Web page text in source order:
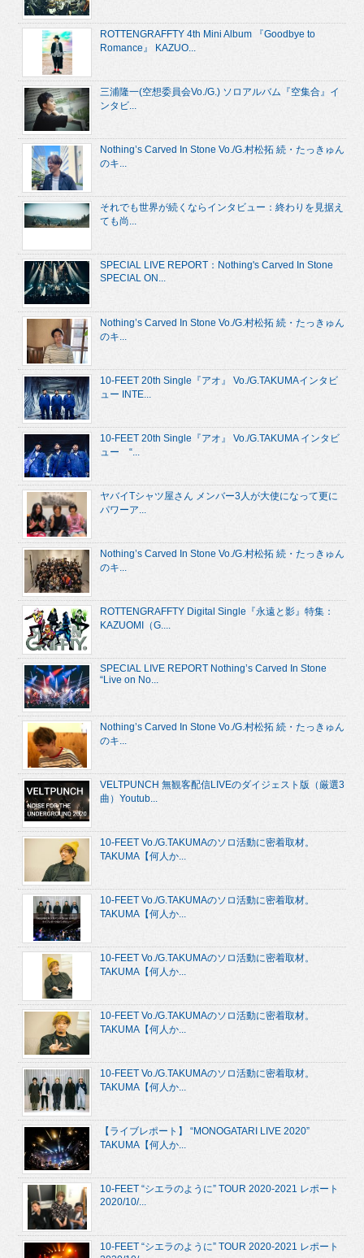
ROTTENGRAFFTY 4th Mini Album 『Goodbye to
Romance』 KAZUO...
三浦隆一(空想委員会Vo./G.) ソロアルバム『空集合』イ
ンタビ...
Nothing’s Carved In Stone Vo./G.村松拓 続・たっきゅん
のキ...
それでも世界が続くならインタビュー：終わりを見据え
ても尚...
SPECIAL LIVE REPORT：Nothing's Carved In Stone
SPECIAL ON...
Nothing’s Carved In Stone Vo./G.村松拓 続・たっきゅん
のキ...
10-FEET 20th Single『アオ』 Vo./G.TAKUMAインタビ
ュー INTE...
10-FEET 20th Single『アオ』 Vo./G.TAKUMA インタビ
ュー “...
ヤバイTシャツ屋さん メンバー3人が大使になって更に
パワーア...
Nothing’s Carved In Stone Vo./G.村松拓 続・たっきゅん
のキ...
ROTTENGRAFFTY Digital Single『永遠と影』特集：
KAZUOMI（G....
SPECIAL LIVE REPORT Nothing’s Carved In Stone
“Live on No...
Nothing’s Carved In Stone Vo./G.村松拓 続・たっきゅん
のキ...
VELTPUNCH 無観客配信LIVEのダイジェスト版（厳選3
曲）Youtub...
10-FEET Vo./G.TAKUMAのソロ活動に密着取材。
TAKUMA【何人か...
10-FEET Vo./G.TAKUMAのソロ活動に密着取材。
TAKUMA【何人か...
10-FEET Vo./G.TAKUMAのソロ活動に密着取材。
TAKUMA【何人か...
10-FEET Vo./G.TAKUMAのソロ活動に密着取材。
TAKUMA【何人か...
10-FEET Vo./G.TAKUMAのソロ活動に密着取材。
TAKUMA【何人か...
【ライブレポート】 “MONOGATARI LIVE 2020”
TAKUMA【何人か...
10-FEET “シエラのように” TOUR 2020-2021 レポート
2020/10/...
10-FEET “シエラのように” TOUR 2020-2021 レポート